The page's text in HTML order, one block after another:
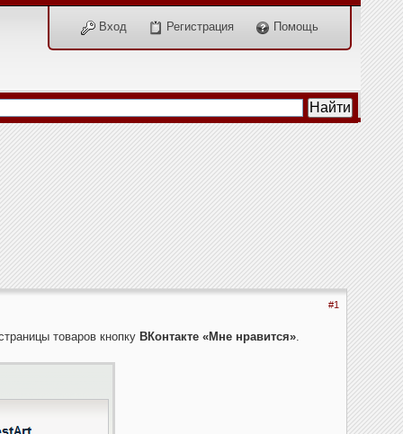
Вход Регистрация Помощь
#1
товаров кнопку ВКонтакте «Мне нравится».